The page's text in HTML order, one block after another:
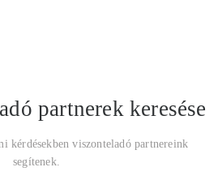
partnerek keresése
kérdésekben viszonteladó partnereink
segítenek.